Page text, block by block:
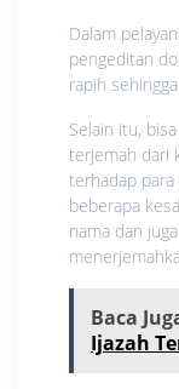
Dalam
pengeditan
rapih
Selain itu,
terjemah dari
terhadap
beberapa
nama dan
Baca
Ijazah